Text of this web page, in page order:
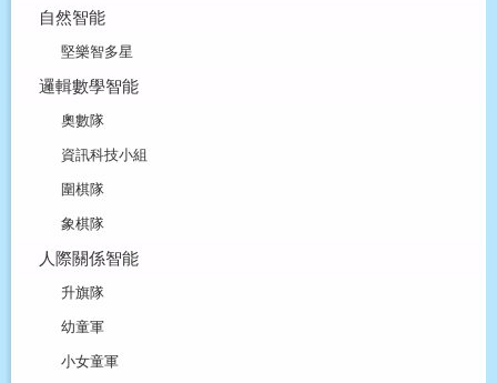
自然智能
堅樂智多星
邏輯數學智能
奧數隊
資訊科技小組
圍棋隊
象棋隊
人際關係智能
升旗隊
幼童軍
小女童軍